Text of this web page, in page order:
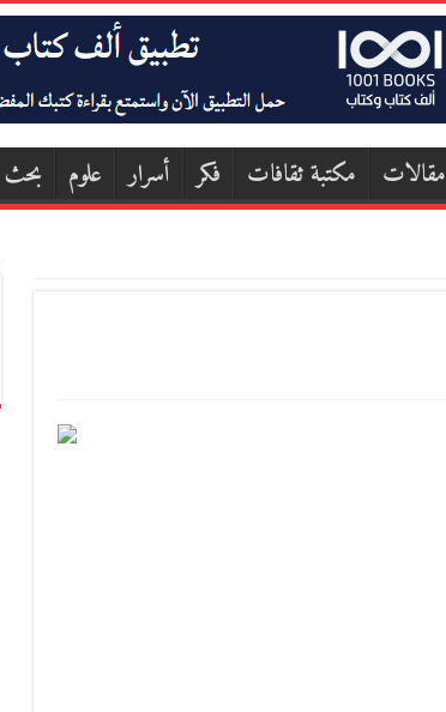
مقالات مكتبة ثقافات فكر أسرار علوم بحث